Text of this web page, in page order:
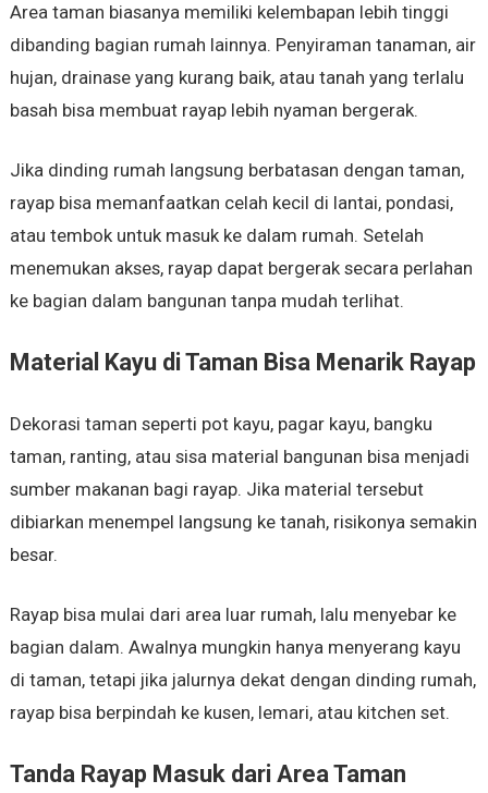
Area taman biasanya memiliki kelembapan lebih tinggi
dibanding bagian rumah lainnya. Penyiraman tanaman, air
hujan, drainase yang kurang baik, atau tanah yang terlalu
basah bisa membuat rayap lebih nyaman bergerak.
Jika dinding rumah langsung berbatasan dengan taman,
rayap bisa memanfaatkan celah kecil di lantai, pondasi,
atau tembok untuk masuk ke dalam rumah. Setelah
menemukan akses, rayap dapat bergerak secara perlahan
ke bagian dalam bangunan tanpa mudah terlihat.
Material Kayu di Taman Bisa Menarik Rayap
Dekorasi taman seperti pot kayu, pagar kayu, bangku
taman, ranting, atau sisa material bangunan bisa menjadi
sumber makanan bagi rayap. Jika material tersebut
dibiarkan menempel langsung ke tanah, risikonya semakin
besar.
Rayap bisa mulai dari area luar rumah, lalu menyebar ke
bagian dalam. Awalnya mungkin hanya menyerang kayu
di taman, tetapi jika jalurnya dekat dengan dinding rumah,
rayap bisa berpindah ke kusen, lemari, atau kitchen set.
Tanda Rayap Masuk dari Area Taman